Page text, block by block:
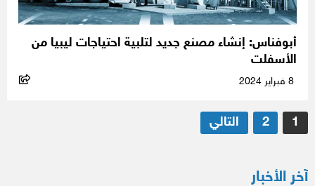
أبوفناس: إنشاء مصنع جديد لتلبية احتياجات ليبيا من
الأسفلت
تعدد
صفحات
1
2 التالي
آخر الأخبار